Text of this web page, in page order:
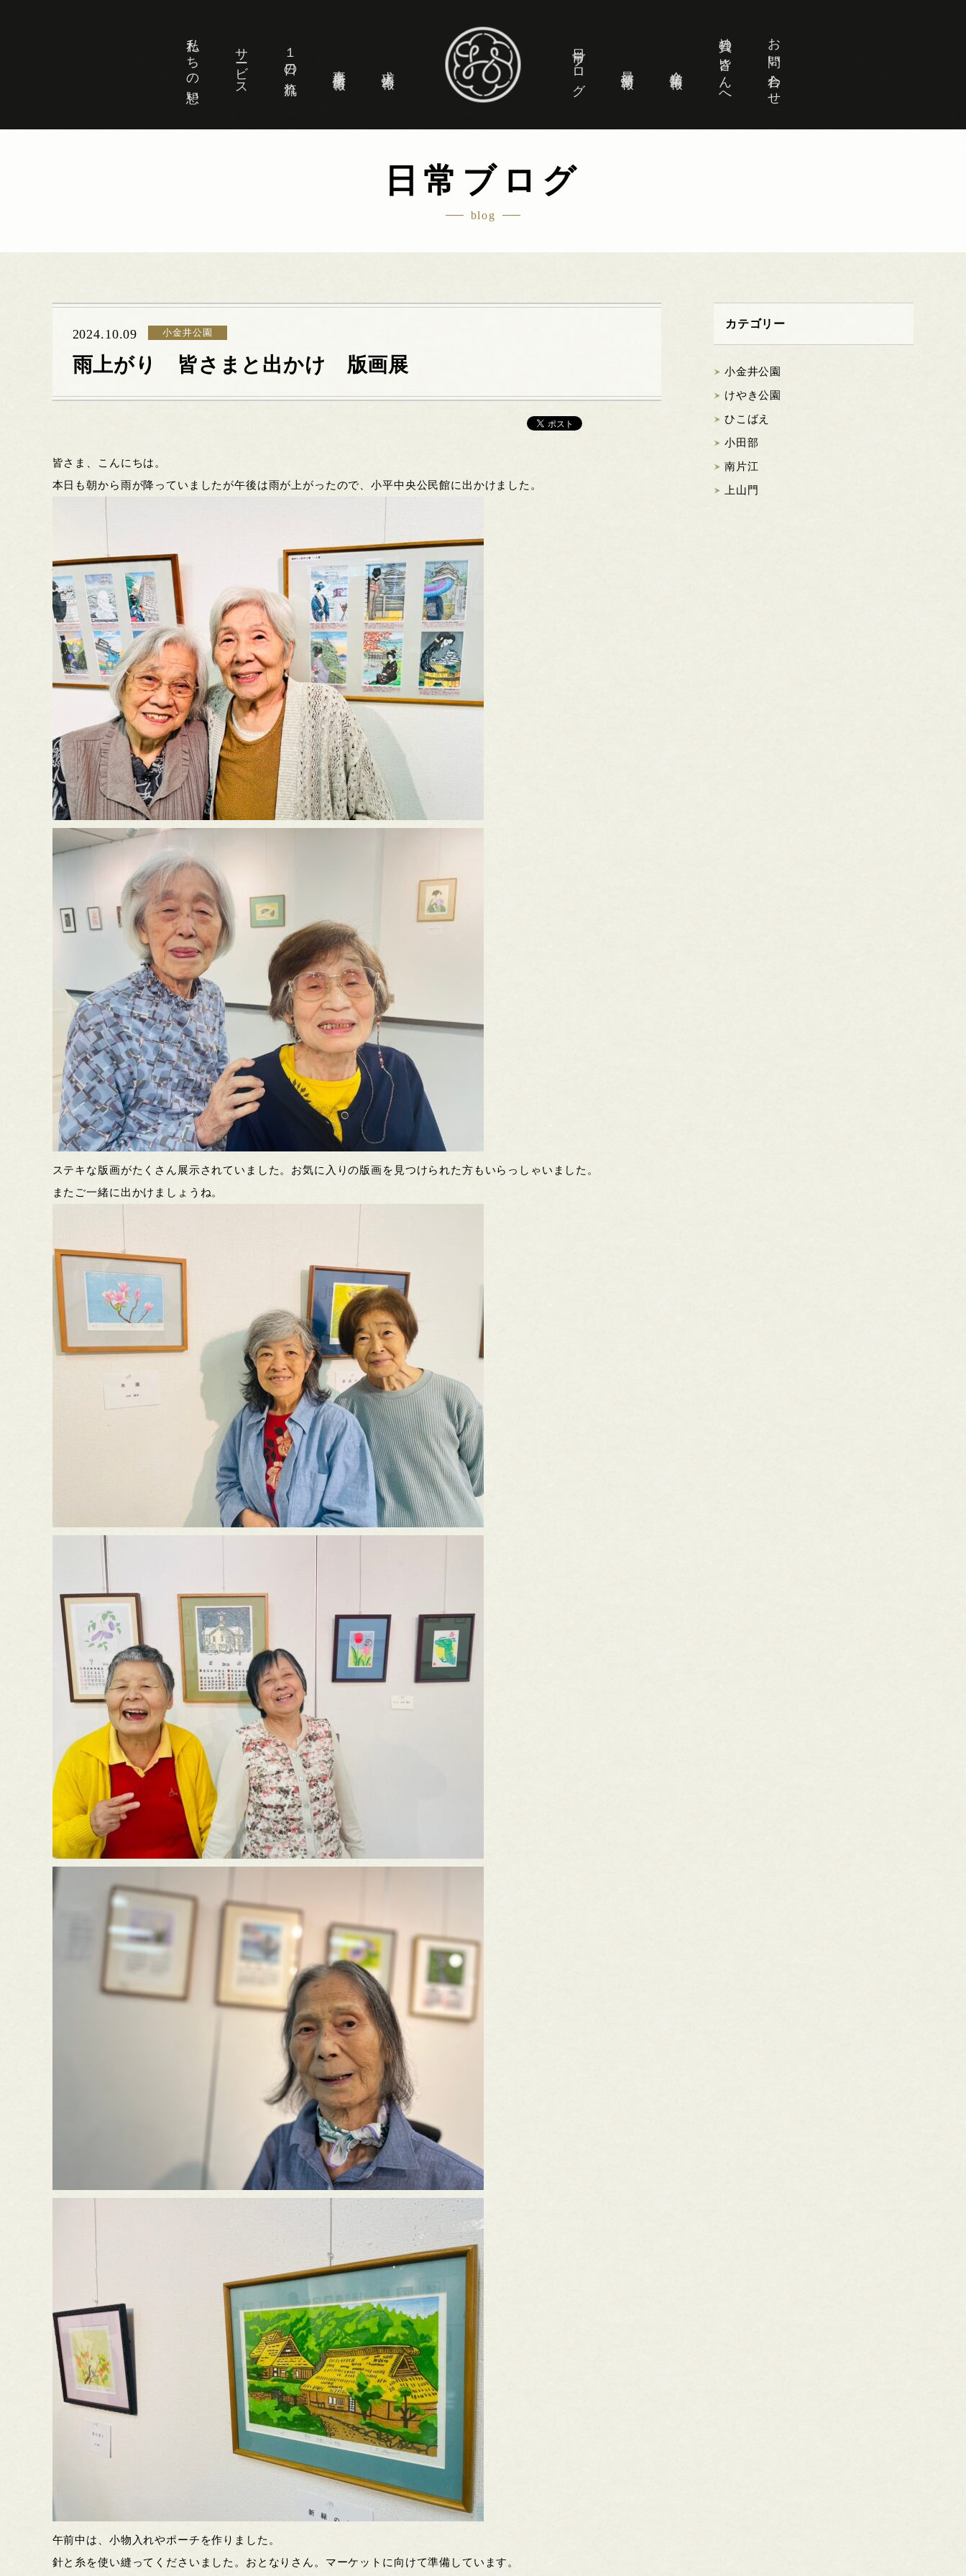
私たちの想い サービス １日の流れ 日常ブログ 社員の皆さんへ お問い合わせ
日常ブログ
blog
2024.10.09 小金井公園
雨上がり 皆さまと出かけ 版画展
皆さま、こんにちは。
本日も朝から雨が降っていましたが午後は雨が上がったので、小平中央公民館に出かけました。
ステキな版画がたくさん展示されていました。お気に入りの版画を見つけられた方もいらっしゃいました。
またご一緒に出かけましょうね。
午前中は、小物入れやポーチを作りました。
針と糸を使い縫ってくださいました。おとなりさん。マーケットに向けて準備しています。
カテゴリー
小金井公園
けやき公園
ひこばえ
小田部
南片江
上山門